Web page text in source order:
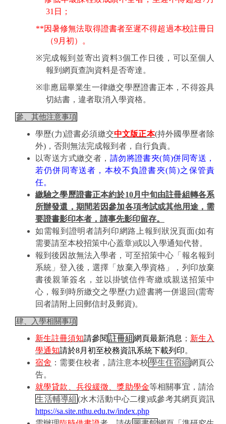
31 日；
**因暑修無法取得證書者至遲不得超過本校註冊日
（9月初）。
※完成報到並寄出資料3個工作日後，可以至個人
報到網頁查詢資料是否寄達。
※非應屆畢業生一律繳交學歷證書正本，不得簽具
切結書，違者取消入學資格。
參、其他注意事項
學歷(力)證書必須繳交中文版正本(持外國學歷者除
外) ，否則無法完成報到者，自行負責。
以寄送方式繳交者， 請勿將證書夾(筒)併同寄送，
若仍併同寄送者，本校不負證書夾(筒)之保管責
任。
繳驗之學歷證書正本約於10月中旬由註冊組轉各系
所辦發還，期間若因參加各項考試或其他用途，需
要證書影印本者，請事先影印留存。
如需報到證明者請列印網路上報到狀況頁面(如有
需要請至本校招策中心蓋章)或以入學通知代替。
報到後因故無法入學者，可至招策中心「報名報到
系統」登入後，選擇「放棄入學資格」，列印放棄
書後親筆簽名，並以掛號信件寄繳或親送招策中
心，報到時所繳交之學歷(力)證書將一併退回 (需寄
回者請附上回郵信封及郵資)。
肆、入學相關事項
新生註冊須知請參閱 註冊組網頁最新消息 ； 新生入
學通知請於8月初至校務資訊系統下載列印。
宿舍 ：需要住校者，請注意本校學生住宿組 網頁公
告。
就學貸款、兵役緩徵、獎助學金等相關事宜，請洽
生活輔導組 (水木活動中心二樓)或參考其網頁資訊
https://sa.site.nthu.edu.tw/index.php